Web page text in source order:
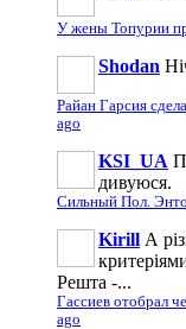
У жены Топурии
Shodan
Райан Гарсия
ago
KSI_UA
дивуюся.
Сильный Пол.
Kirill А
Решта -...
Гассиев отобрал
ago